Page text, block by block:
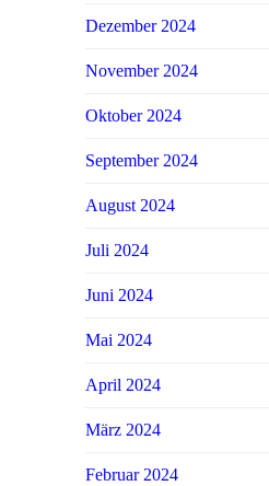
Dezember 2024
November 2024
Oktober 2024
September 2024
August 2024
Juli 2024
Juni 2024
Mai 2024
April 2024
März 2024
Februar 2024